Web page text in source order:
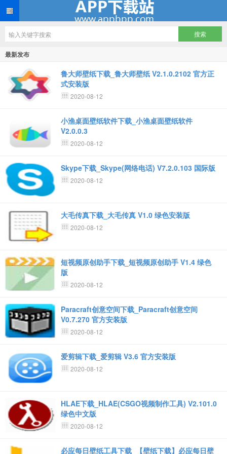
最新发布
鲁大师壁纸下载_鲁大师壁纸 V2.1.0.2102 官方正
式安装版
2020-08-12
小渔桌面壁纸软件下载_小渔桌面壁纸软件
V2.0.0.3
2020-08-12
Skype下载_Skype(网络电话) V7.2.0.103 国际版
2020-08-12
大毛传真下载_大毛传真 V1.0 绿色安装版
2020-08-12
短视频原创助手下载_短视频原创助手 V1.4 绿色
版
2020-08-12
Paracraft创意空间下载_Paracraft创意空间
V0.7.270 官方安装版
2020-08-12
爱剪辑下载_爱剪辑 V3.6 官方安装版
2020-08-12
HLAE下载_HLAE(CSGO视频制作工具) V2.101.0
绿色中文版
2020-08-12
必应每日壁纸工具下载_【壁纸下载】必应每日壁